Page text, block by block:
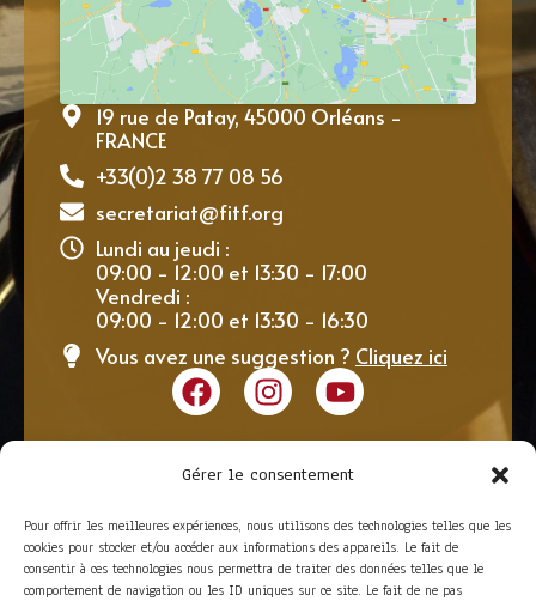
Gérer le consentement
Pour offrir les meilleures expériences, nous utilisons des technologies telles que les
cookies pour stocker et/ou accéder aux informations des appareils. Le fait de
consentir à ces technologies nous permettra de traiter des données telles que le
comportement de navigation ou les ID uniques sur ce site. Le fait de ne pas
19 rue de Patay, 45000 Orléans -
FRANCE
+33(0)2 38 77 08 56
secretariat@fitf.org
Lundi au jeudi :
09:00 - 12:00 et 13:30 - 17:00
Vendredi :
09:00 - 12:00 et 13:30 - 16:30
Vous avez une suggestion ? Cliquez ici